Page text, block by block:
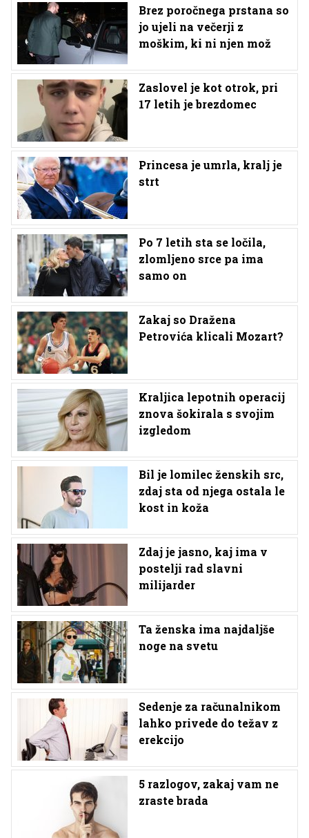
Brez poročnega prstana so
jo ujeli na večerji z
moškim, ki ni njen mož
Zaslovel je kot otrok, pri
17 letih je brezdomec
Princesa je umrla, kralj je
strt
Po 7 letih sta se ločila,
zlomljeno srce pa ima
samo on
Zakaj so Dražena
Petrovića klicali Mozart?
Kraljica lepotnih operacij
znova šokirala s svojim
izgledom
Bil je lomilec ženskih src,
zdaj sta od njega ostala le
kost in koža
Zdaj je jasno, kaj ima v
postelji rad slavni
milijarder
Ta ženska ima najdaljše
noge na svetu
Sedenje za računalnikom
lahko privede do težav z
erekcijo
5 razlogov, zakaj vam ne
zraste brada